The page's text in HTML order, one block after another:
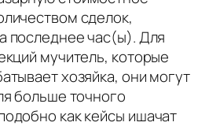
сделок,
последнее час(ы). Для
мучитель, которые
хозяйка, они могут
больше точного
как кейсы ишачат